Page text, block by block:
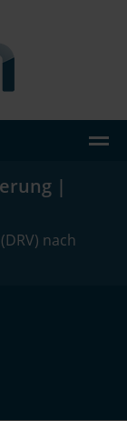
|
nach